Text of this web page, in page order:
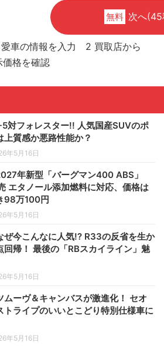
無料 次へ
5対フォレスター!! 人気国産SUVのポ
上質感か悪路性能か？
年5月16日
年新型「バーグマン400 ABS」
エタノール添加燃料に対応、価格は
98万100円
年5月16日
ぜ今こんなに人気!? R33の反省を生か
回帰！ 最後の「RBスカイライン」魅
年5月16日
ムーヴ＆キャンバスが激進化！ セオ
トライプのいいとこどり特別仕様車に
年5月16日